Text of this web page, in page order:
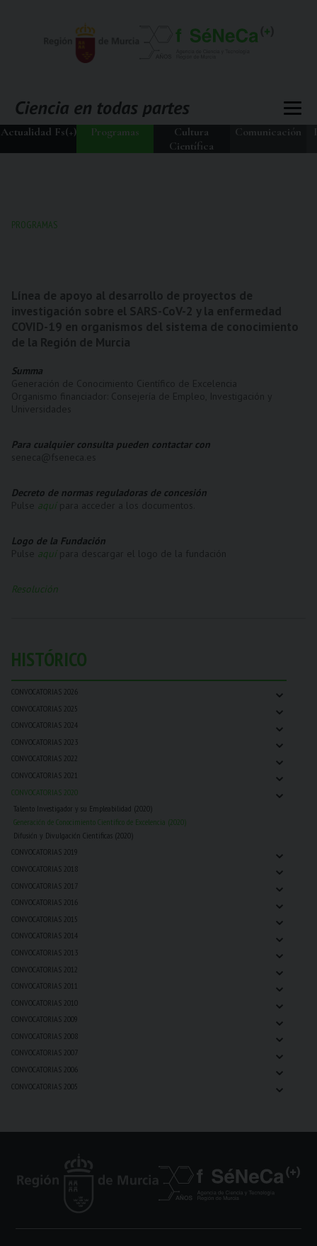
Actualidad Fs(+) Programas
Cultura
Científica
Comunicación
PROGRAMAS
HISTÓRICO
CONVOCATORIAS 2026 ⌄
CONVOCATORIAS 2025 ⌄
CONVOCATORIAS 2024 ⌄
CONVOCATORIAS 2023 ⌄
CONVOCATORIAS 2022 ⌄
CONVOCATORIAS 2021 ⌄
CONVOCATORIAS 2020 ⌄
Talento Investigador y su Empleabilidad (2020)
Generación de Conocimiento Científico de Excelencia (2020)
Difusión y Divulgación Cientificas (2020)
CONVOCATORIAS 2019
⌄
CONVOCATORIAS 2018 ⌄
CONVOCATORIAS 2017 ⌄
CONVOCATORIAS 2016 ⌄
CONVOCATORIAS 2015 ⌄
CONVOCATORIAS 2014 ⌄
CONVOCATORIAS 2013 ⌄
CONVOCATORIAS 2012 ⌄
CONVOCATORIAS 2011 ⌄
CONVOCATORIAS 2010 ⌄
CONVOCATORIAS 2009 ⌄
CONVOCATORIAS 2008 ⌄
CONVOCATORIAS 2007 ⌄
CONVOCATORIAS 2006 ⌄
CONVOCATORIAS 2005 ⌄
Summa
Para cualquier consulta pueden contactar con
Decreto de normas reguladoras de concesión
aquí
Logo de la Fundación
aquí
Resolución